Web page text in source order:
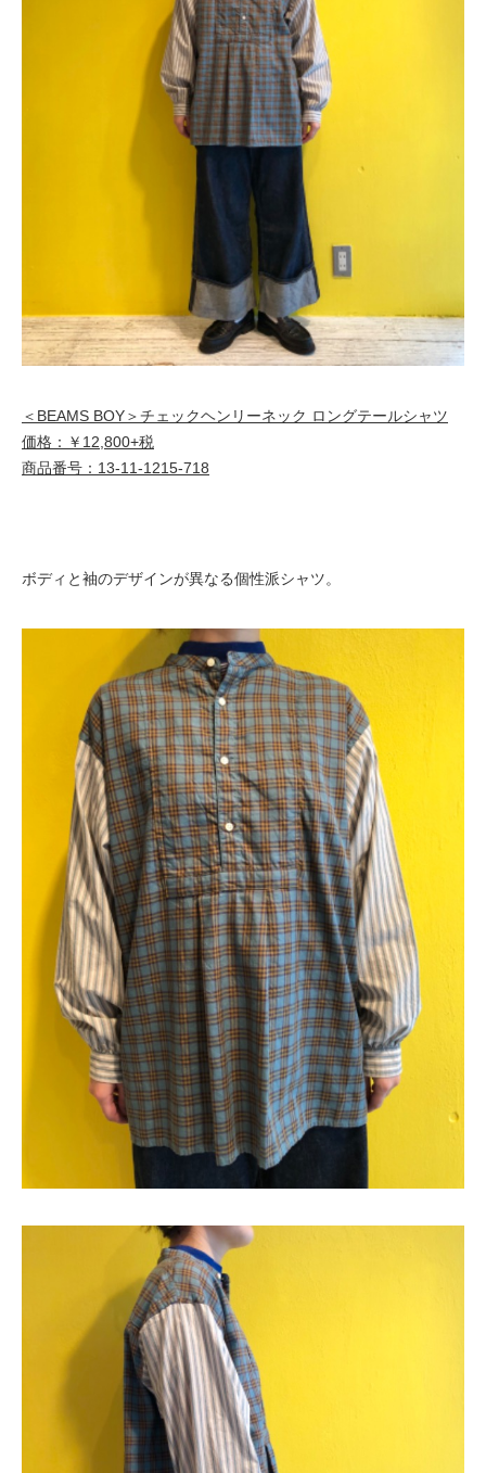
＜BEAMS BOY＞チェックヘンリーネック ロングテールシャツ
価格：￥12,800+税
商品番号：13-11-1215-718
ボディと袖のデザインが異なる個性派シャツ。